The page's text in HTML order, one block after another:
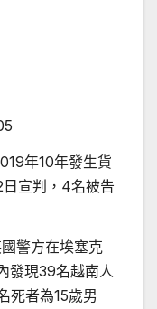
年10年發生貨
宣判，4名被告
警方在埃塞克
發現39名越南人
死者為15歲男